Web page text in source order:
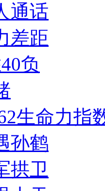
通话
差距
负
生命力指
孙鹤
拱卫